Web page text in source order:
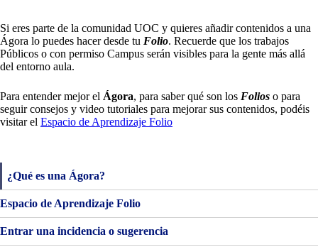
Si eres parte de la comunidad UOC y quieres añadir contenidos a una
Ágora lo puedes hacer desde tu Folio. Recuerde que los trabajos
Públicos o con permiso Campus serán visibles para la gente más allá
del entorno aula.
Para entender mejor el Ágora, para saber qué son los Folios o para
seguir consejos y video tutoriales para mejorar sus contenidos, podéis
visitar el Espacio de Aprendizaje Folio
¿Qué es una Ágora?
Espacio de Aprendizaje Folio
Entrar una incidencia o sugerencia